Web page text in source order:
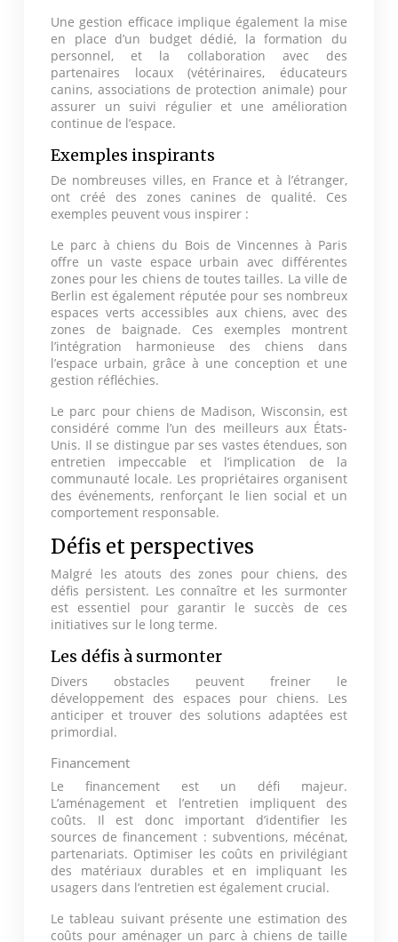
Une gestion efficace implique également la mise
en place d’un budget dédié, la formation du
personnel, et la collaboration avec des
partenaires locaux (vétérinaires, éducateurs
canins, associations de protection animale) pour
assurer un suivi régulier et une amélioration
continue de l’espace.
Exemples inspirants
De nombreuses villes, en France et à l’étranger,
ont créé des zones canines de qualité. Ces
exemples peuvent vous inspirer :
Le parc à chiens du Bois de Vincennes à Paris
offre un vaste espace urbain avec différentes
zones pour les chiens de toutes tailles. La ville de
Berlin est également réputée pour ses nombreux
espaces verts accessibles aux chiens, avec des
zones de baignade. Ces exemples montrent
l’intégration harmonieuse des chiens dans
l’espace urbain, grâce à une conception et une
gestion réfléchies.
Le parc pour chiens de Madison, Wisconsin, est
considéré comme l’un des meilleurs aux États-
Unis. Il se distingue par ses vastes étendues, son
entretien impeccable et l’implication de la
communauté locale. Les propriétaires organisent
des événements, renforçant le lien social et un
comportement responsable.
Défis et perspectives
Malgré les atouts des zones pour chiens, des
défis persistent. Les connaître et les surmonter
est essentiel pour garantir le succès de ces
initiatives sur le long terme.
Les défis à surmonter
Divers obstacles peuvent freiner le
développement des espaces pour chiens. Les
anticiper et trouver des solutions adaptées est
primordial.
Financement
Le financement est un défi majeur.
L’aménagement et l’entretien impliquent des
coûts. Il est donc important d’identifier les
sources de financement : subventions, mécénat,
partenariats. Optimiser les coûts en privilégiant
des matériaux durables et en impliquant les
usagers dans l’entretien est également crucial.
Le tableau suivant présente une estimation des
coûts pour aménager un parc à chiens de taille